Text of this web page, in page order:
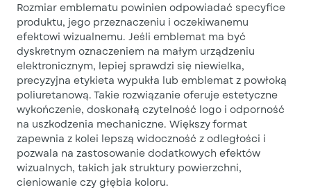
Rozmiar emblematu powinien odpowiadać specyfice
produktu, jego przeznaczeniu i oczekiwanemu
efektowi wizualnemu. Jeśli emblemat ma być
dyskretnym oznaczeniem na małym urządzeniu
elektronicznym, lepiej sprawdzi się niewielka,
precyzyjna etykieta wypukła lub emblemat z powłoką
poliuretanową. Takie rozwiązanie oferuje estetyczne
wykończenie, doskonałą czytelność logo i odporność
na uszkodzenia mechaniczne. Większy format
zapewnia z kolei lepszą widoczność z odległości i
pozwala na zastosowanie dodatkowych efektów
wizualnych, takich jak struktury powierzchni,
cieniowanie czy głębia koloru.